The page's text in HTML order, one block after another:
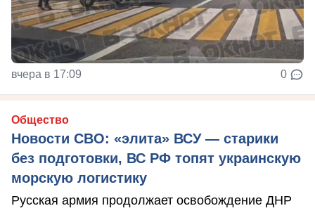
вчера в 17:09 0
Общество
Новости СВО: «элита» ВСУ — старики
без подготовки, ВС РФ топят украинскую
морскую логистику
Русская армия продолжает освобождение ДНР